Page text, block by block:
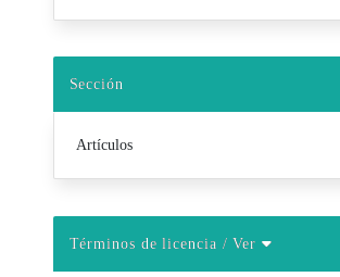
Sección
Artículos
Términos de licencia / Ver